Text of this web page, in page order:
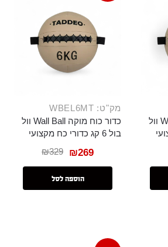
כדור כוח מוקה Wall Ball וול
מק"ט: WBEL6MT
כדור כוח מוקה Wall Ball וול
בול 6 קג כדורי כח מקצועי
₪329 ₪269
הוספה לסל